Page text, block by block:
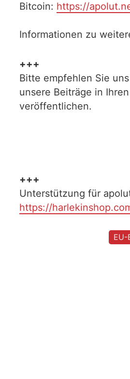
Bitcoin: https://
Informationen zu
+++
Bitte empfehlen Sie
unsere Beiträge in
veröffentlichen.
+++
Unterstützung für
https://